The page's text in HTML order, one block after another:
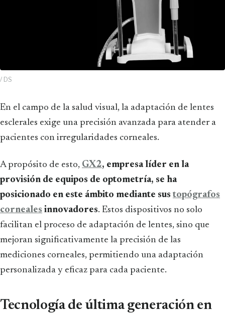
/ DS
En el campo de la salud visual, la adaptación de lentes
esclerales exige una precisión avanzada para atender a
pacientes con irregularidades corneales.
A propósito de esto, GX2, empresa líder en la
provisión de equipos de optometría, se ha
posicionado en este ámbito mediante sus topógrafos
corneales innovadores. Estos dispositivos no solo
facilitan el proceso de adaptación de lentes, sino que
mejoran significativamente la precisión de las
mediciones corneales, permitiendo una adaptación
personalizada y eficaz para cada paciente.
Tecnología de última generación en